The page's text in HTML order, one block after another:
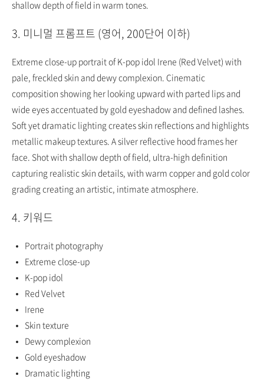
shallow depth of field in warm tones.
3. 미니멀 프롬프트 (영어, 200단어 이하)
Extreme close-up portrait of K-pop idol Irene (Red Velvet) with
pale, freckled skin and dewy complexion. Cinematic
composition showing her looking upward with parted lips and
wide eyes accentuated by gold eyeshadow and defined lashes.
Soft yet dramatic lighting creates skin reflections and highlights
metallic makeup textures. A silver reflective hood frames her
face. Shot with shallow depth of field, ultra-high definition
capturing realistic skin details, with warm copper and gold color
grading creating an artistic, intimate atmosphere.
4. 키워드
Portrait photography
Extreme close-up
K-pop idol
Red Velvet
Irene
Skin texture
Dewy complexion
Gold eyeshadow
Dramatic lighting